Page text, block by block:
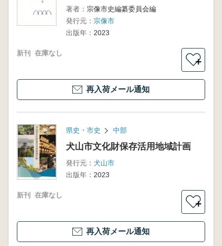
著者： 宗像市史編纂委員会編
発行元： 宗像市
出版年： 2023
新刊 在庫なし
＋
再入荷メール通知
県史・市史 中部
犬山市文化財保存活用地域計画
発行元： 犬山市
出版年： 2023
新刊 在庫なし
＋
再入荷メール通知